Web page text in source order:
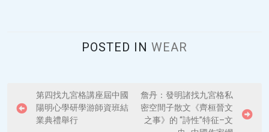
POSTED IN WEAR
o
第四找九宮格講座屆中國
陽明心學研學游師資班結
業典禮舉行
詹丹：發明諸找九宮格私
密空間子散文《齊桓晉文
之事》的 “詩性”特征–文